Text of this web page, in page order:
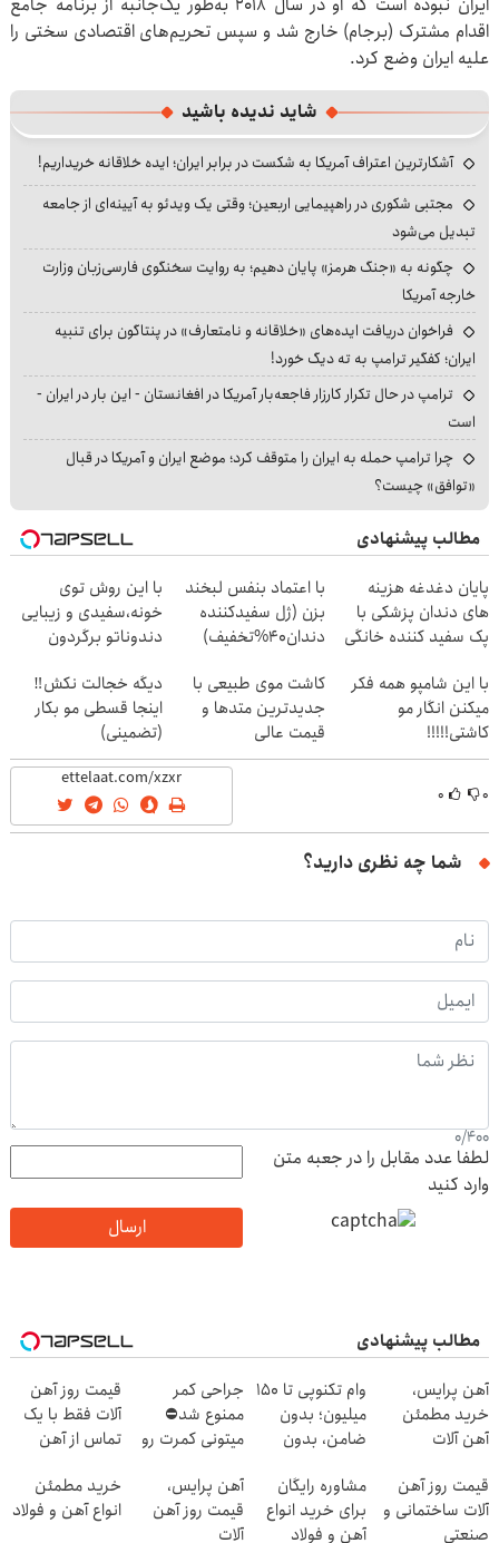
اقدام مشترک (برجام) خارج شد و سپس تحریم‌های اقتصادی سختی را
علیه ایران وضع کرد.
شاید ندیده باشید
آشکارترین اعتراف آمریکا به شکست در برابر ایران؛ ایده خلاقانه خریداریم!
مجتبی شکوری در راهپیمایی اربعین؛ وقتی یک ویدئو به آیینه‌ای از جامعه
تبدیل می‌شود
چگونه به «جنگ هرمز» پایان دهیم؛ به روایت سخنگوی فارسی‌زبان وزارت
خارجه آمریکا
فراخوان دریافت ایده‌های «خلاقانه و نامتعارف» در پنتاگون برای تنبیه
ایران؛ کفگیر ترامپ به ته دیگ خورد!
ترامپ در حال تکرار کارزار فاجعه‌بار آمریکا در افغانستان - این بار در ایران -
است
چرا ترامپ حمله به ایران را متوقف کرد؛ موضع ایران و آمریکا در قبال
«توافق» چیست؟
مطالب پیشنهادی
پایان دغدغه هزینه
های دندان پزشکی با
پک سفید کننده خانگی
با اعتماد بنفس لبخند
بزن (ژل سفیدکننده
دندان40%تخفیف)
با این روش توی
خونه،سفیدی و زیبایی
دندوناتو برگردون
با این شامپو همه فکر
میکنن انگار مو
کاشتی!!!!!
کاشت موی طبیعی با
جدیدترین متدها و
قیمت عالی
دیگه خجالت نکش‼️
اینجا قسطی مو بکار
(تضمینی)
۰ ۰
شما چه نظری دارید؟
0/400
لطفا عدد مقابل را در جعبه متن
وارد کنید
ارسال
مطالب پیشنهادی
آهن پرایس،
خرید مطمئن
آهن آلات
وام تکنوپی تا ۱۵۰
میلیون؛ بدون
ضامن، بدون
جراحی کمر
ممنوع شد⛔
میتونی کمرت رو
کنی! 👈🏻
پرسش‌نامه
قیمت روز آهن
آلات فقط با یک
تماس از آهن
قیمت روز آهن
آلات ساختمانی و
صنعتی
مشاوره رایگان
برای خرید انواع
آهن و فولاد
آهن پرایس،
قیمت روز آهن
آلات
خرید مطمئن
انواع آهن و فولاد